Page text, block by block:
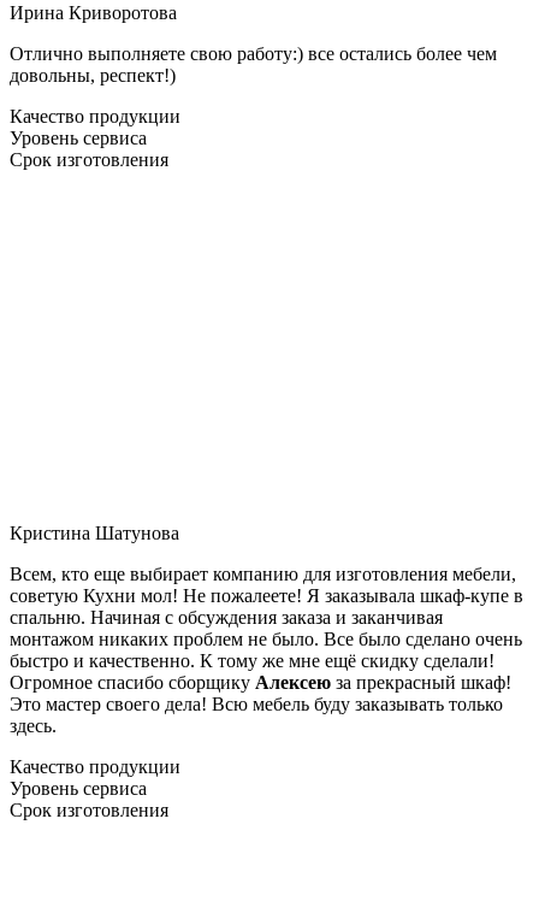
Ирина Криворотова
Отлично выполняете свою работу:) все остались более чем
довольны, респект!)
Качество продукции
Уровень сервиса
Срок изготовления
Кристина Шатунова
Всем, кто еще выбирает компанию для изготовления мебели,
советую Кухни мол! Не пожалеете! Я заказывала шкаф-купе в
спальню. Начиная с обсуждения заказа и заканчивая
монтажом никаких проблем не было. Все было сделано очень
быстро и качественно. К тому же мне ещё скидку сделали!
Огромное спасибо сборщику Алексею за прекрасный шкаф!
Это мастер своего дела! Всю мебель буду заказывать только
здесь.
Качество продукции
Уровень сервиса
Срок изготовления